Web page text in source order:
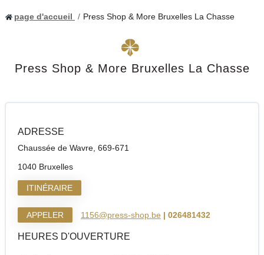
page d'accueil Press Shop & More Bruxelles La Chasse
Press Shop & More Bruxelles La Chasse
ADRESSE
Chaussée de Wavre, 669-671
1040 Bruxelles
ITINÉRAIRE
APPELER 1156@press-shop.be | 026481432
HEURES D'OUVERTURE